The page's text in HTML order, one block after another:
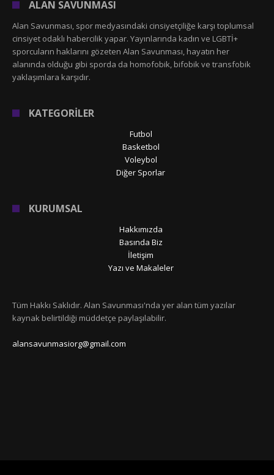
ALAN SAVUNMASI
Alan Savunması, spor medyasındaki cinsiyetçiliğe karşı toplumsal
cinsiyet odaklı habercilik yapar. Yayınlarında kadın ve LGBTİ+
sporcuların haklarını gözeten Alan Savunması, hayatın her
alanında olduğu gibi sporda da homofobik, bifobik ve transfobik
yaklaşımlara karşıdır.
KATEGORİLER
Futbol
Basketbol
Voleybol
Diğer Sporlar
KURUMSAL
Hakkımızda
Basında Biz
İletişim
Yazı ve Makaleler
Tüm Hakkı Saklıdır. Alan Savunması'nda yer alan tüm yazılar
kaynak belirtildiği müddetçe paylaşılabilir.
alansavunmasiorg@gmail.com